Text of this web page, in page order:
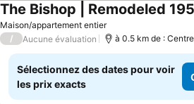
Maison/appartement entier
/ Aucune évaluation à 0.5 km de :
Sélectionnez des dates pour voir
les prix exacts